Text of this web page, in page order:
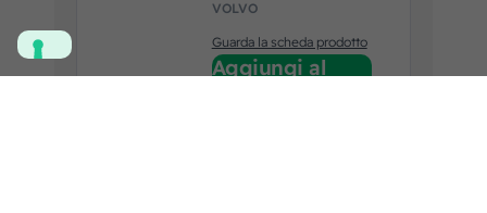
VOLVO
Guarda la scheda prodotto
Aggiungi al